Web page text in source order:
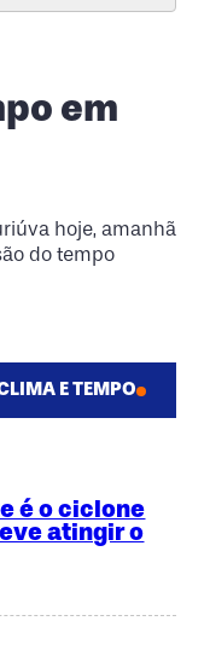
25° 15°
em
hoje, amanhã
do tempo
E TEMPO
é o ciclone
atingir o